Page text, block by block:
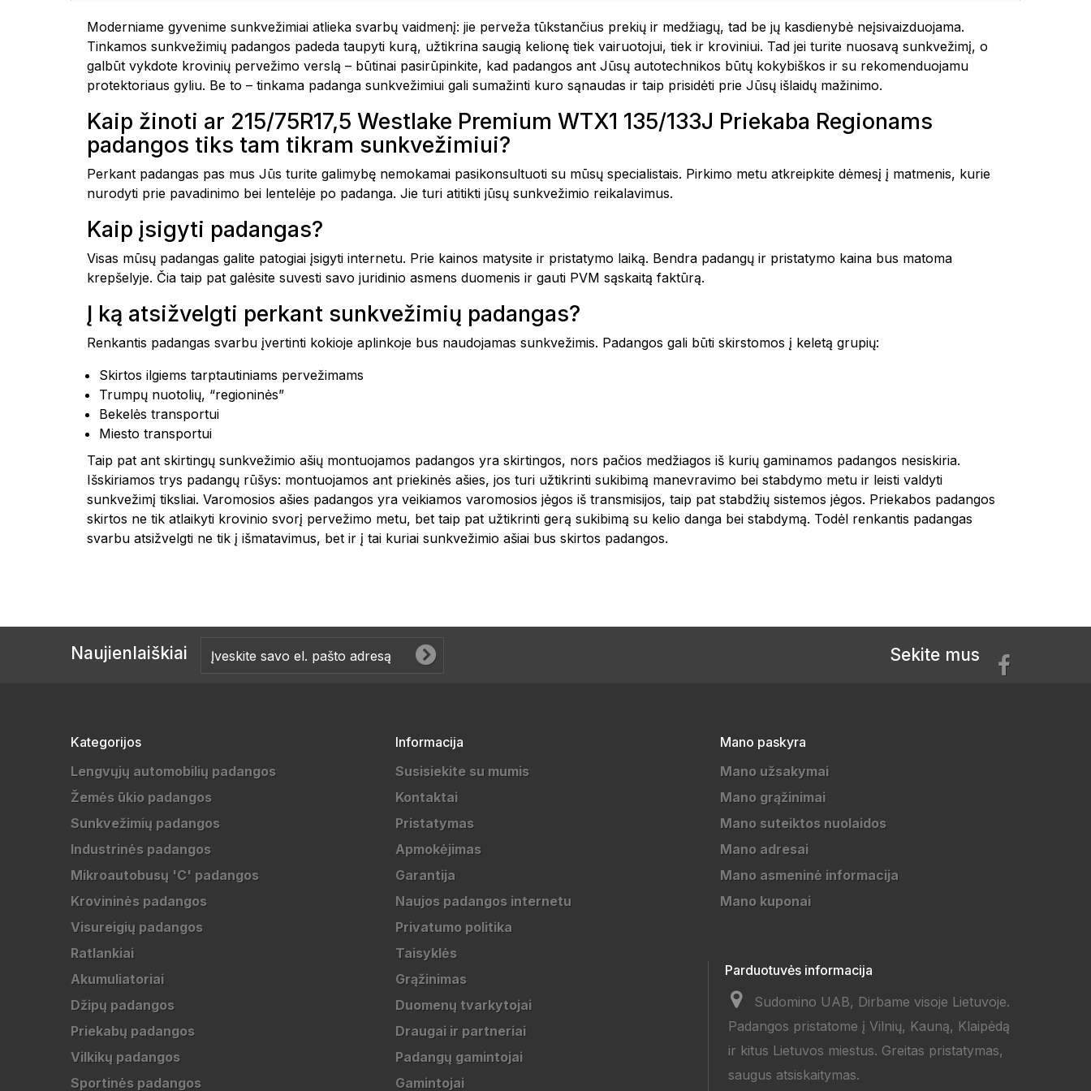
Moderniame gyvenime sunkvežimiai atlieka svarbų vaidmenį: jie perveža tūkstančius prekių ir medžiagų, tad be jų kasdienybė neįsivaizduojama.
Tinkamos sunkvežimių padangos padeda taupyti kurą, užtikrina saugią kelionę tiek vairuotojui, tiek ir kroviniui. Tad jei turite nuosavą sunkvežimį, o
galbūt vykdote krovinių pervežimo verslą – būtinai pasirūpinkite, kad padangos ant Jūsų autotechnikos būtų kokybiškos ir su rekomenduojamu
protektoriaus gyliu. Be to – tinkama padanga sunkvežimiui gali sumažinti kuro sąnaudas ir taip prisidėti prie Jūsų išlaidų mažinimo.
Kaip žinoti ar 215/75R17,5 Westlake Premium WTX1 135/133J Priekaba Regionams
padangos tiks tam tikram sunkvežimiui?
Perkant padangas pas mus Jūs turite galimybę nemokamai pasikonsultuoti su mūsų specialistais. Pirkimo metu atkreipkite dėmesį į matmenis, kurie
nurodyti prie pavadinimo bei lentelėje po padanga. Jie turi atitikti jūsų sunkvežimio reikalavimus.
Kaip įsigyti padangas?
Visas mūsų padangas galite patogiai įsigyti internetu. Prie kainos matysite ir pristatymo laiką. Bendra padangų ir pristatymo kaina bus matoma
krepšelyje. Čia taip pat galėsite suvesti savo juridinio asmens duomenis ir gauti PVM sąskaitą faktūrą.
Į ką atsižvelgti perkant sunkvežimių padangas?
Renkantis padangas svarbu įvertinti kokioje aplinkoje bus naudojamas sunkvežimis. Padangos gali būti skirstomos į keletą grupių:
Skirtos ilgiems tarptautiniams pervežimams
Trumpų nuotolių, “regioninės”
Bekelės transportui
Miesto transportui
Taip pat ant skirtingų sunkvežimio ašių montuojamos padangos yra skirtingos, nors pačios medžiagos iš kurių gaminamos padangos nesiskiria.
Išskiriamos trys padangų rūšys: montuojamos ant priekinės ašies, jos turi užtikrinti sukibimą manevravimo bei stabdymo metu ir leisti valdyti
sunkvežimį tiksliai. Varomosios ašies padangos yra veikiamos varomosios jėgos iš transmisijos, taip pat stabdžių sistemos jėgos. Priekabos padangos
skirtos ne tik atlaikyti krovinio svorį pervežimo metu, bet taip pat užtikrinti gerą sukibimą su kelio danga bei stabdymą. Todėl renkantis padangas
svarbu atsižvelgti ne tik į išmatavimus, bet ir į tai kuriai sunkvežimio ašiai bus skirtos padangos.
Naujienlaiškiai Sekite mus
Kategorijos
Lengvųjų automobilių padangos
Žemės ūkio padangos
Sunkvežimių padangos
Industrinės padangos
Mikroautobusų 'C' padangos
Krovininės padangos
Visureigių padangos
Ratlankiai
Akumuliatoriai
Džipų padangos
Priekabų padangos
Vilkikų padangos
Sportinės padangos
Informacija
Susisiekite su mumis
Kontaktai
Pristatymas
Apmokėjimas
Garantija
Naujos padangos internetu
Privatumo politika
Taisyklės
Grąžinimas
Duomenų tvarkytojai
Draugai ir partneriai
Padangų gamintojai
Gamintojai
Mano paskyra
Mano užsakymai
Mano grąžinimai
Mano suteiktos nuolaidos
Mano adresai
Mano asmeninė informacija
Mano kuponai
Parduotuvės informacija
Sudomino UAB, Dirbame visoje Lietuvoje.
Padangos pristatome į Vilnių, Kauną, Klaipėdą
ir kitus Lietuvos miestus. Greitas pristatymas,
saugus atsiskaitymas.